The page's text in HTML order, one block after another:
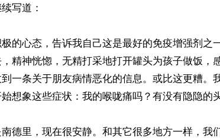
写道：
的心态，告诉我自己这是最好的免疫增强剂之
精神恍惚，无精打采地打开罐头为孩子做饭，
一条关于朋友病情恶化的信息。或比这更糟。
想象这些症状：我的喉咙痛吗？有没有隐隐的
德里，现在很安静。和其它很多地方一样，我